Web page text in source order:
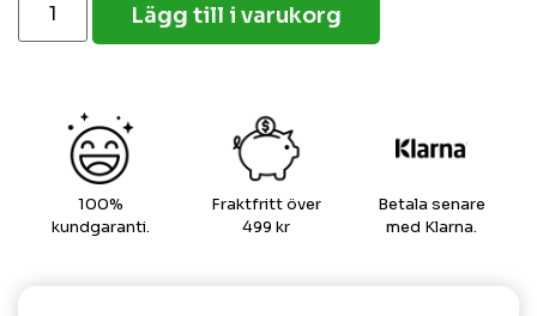
Lägg till i varukorg
100%
kundgaranti.
Fraktfritt över
499 kr
Betala senare
med Klarna.